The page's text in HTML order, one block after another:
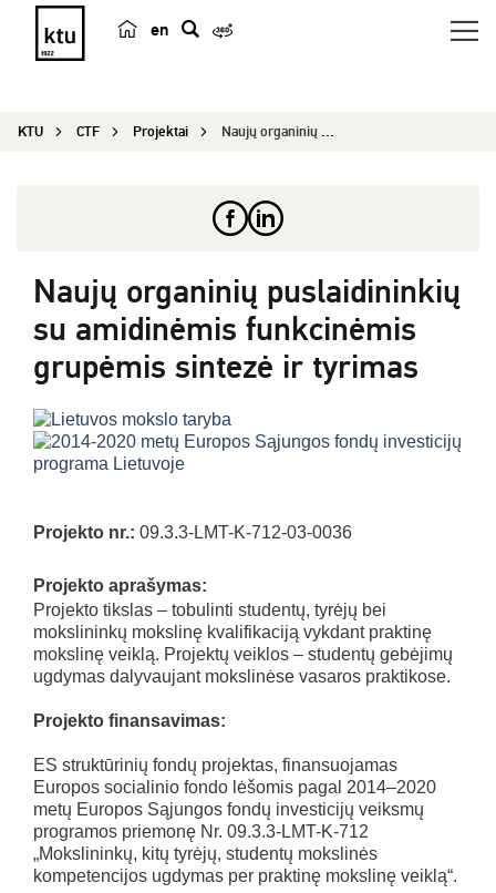
en
e
KTU CTF Projektai Naujų organinių puslaidininkių su amidinėmis fun...
Naujų organinių puslaidininkių
su amidinėmis funkcinėmis
grupėmis sintezė ir tyrimas
Projekto nr.: 09.3.3-LMT-K-712-03-0036
Projekto aprašymas:
Projekto tikslas – tobulinti studentų, tyrėjų bei
mokslininkų mokslinę kvalifikaciją vykdant praktinę
mokslinę veiklą. Projektų veiklos – studentų gebėjimų
ugdymas dalyvaujant mokslinėse vasaros praktikose.
Projekto finansavimas:
ES struktūrinių fondų projektas, finansuojamas
Europos socialinio fondo lėšomis pagal 2014–2020
metų Europos Sąjungos fondų investicijų veiksmų
programos priemonę Nr. 09.3.3-LMT-K-712
„Mokslininkų, kitų tyrėjų, studentų mokslinės
kompetencijos ugdymas per praktinę mokslinę veiklą“.